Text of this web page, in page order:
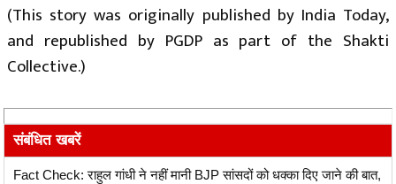
(This story was originally published by India Today,
and republished by PGDP as part of the Shakti
Collective.)
संबंधित खबरें
Fact Check: राहुल गांधी ने नहीं मानी BJP सांसदों को धक्का दिए जाने की बात,